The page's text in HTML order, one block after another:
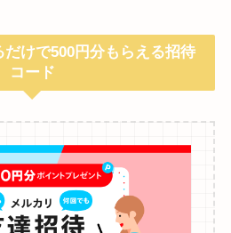
けで500円分もらえる招待
コード